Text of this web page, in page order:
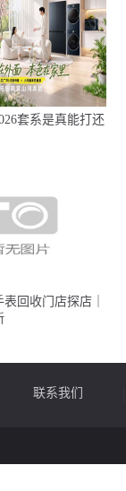
套系是真能打还
回收门店探店｜
联系我们